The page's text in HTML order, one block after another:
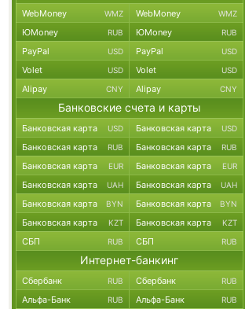
WebMoney WMZ WebMoney WMZ
ЮMoney RUB ЮMoney RUB
PayPal USD PayPal USD
Volet USD Volet USD
Alipay CNY Alipay CNY
Банковские счета и карты
Банковская карта USD Банковская карта USD
Банковская карта RUB Банковская карта RUB
Банковская карта EUR Банковская карта EUR
Банковская карта UAH Банковская карта UAH
Банковская карта BYN Банковская карта BYN
Банковская карта KZT Банковская карта KZT
СБП RUB СБП RUB
Интернет-банкинг
Сбербанк RUB Сбербанк RUB
Альфа-Банк RUB Альфа-Банк RUB